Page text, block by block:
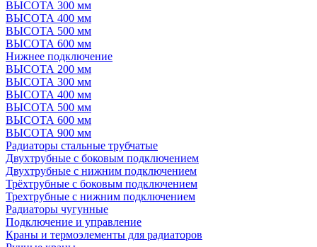
ВЫСОТА 300 мм
ВЫСОТА 400 мм
ВЫСОТА 500 мм
ВЫСОТА 600 мм
Нижнее подключение
ВЫСОТА 200 мм
ВЫСОТА 300 мм
ВЫСОТА 400 мм
ВЫСОТА 500 мм
ВЫСОТА 600 мм
ВЫСОТА 900 мм
Радиаторы стальные трубчатые
Двухтрубные с боковым подключением
Двухтрубные с нижним подключением
Трёхтрубные с боковым подключением
Трехтрубные с нижним подключением
Радиаторы чугунные
Подключение и управление
Краны и термоэлементы для радиаторов